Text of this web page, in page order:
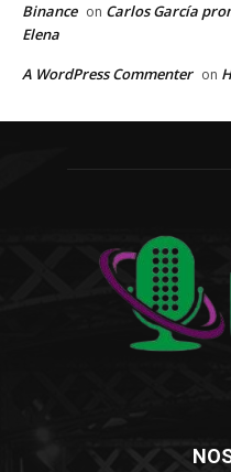
Binance on Carlos García
Elena
A WordPress Commenter on